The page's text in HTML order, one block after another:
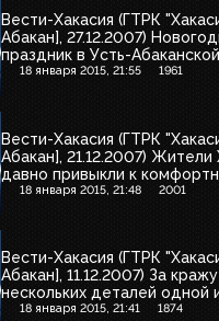
Вести-Хакасия (ГТРК
Абакан], 27.12.2007)
праздник в Усть-Абаканской
коррекционной школе-
18 января 2015, 21:55 1961
Вести-Хакасия (ГТРК
Абакан], 21.12.2007) Жители
давно привыкли к
потреблению
18 января 2015, 21:48 2001
Вести-Хакасия (ГТРК
Абакан], 11.12.2007) За кражу
нескольких деталей одной
подстанций ОАО
18 января 2015, 21:41 1874